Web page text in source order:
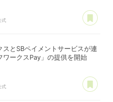
式
スとSBペイメントサービスが連
ワークスPay」の提供を開始
式